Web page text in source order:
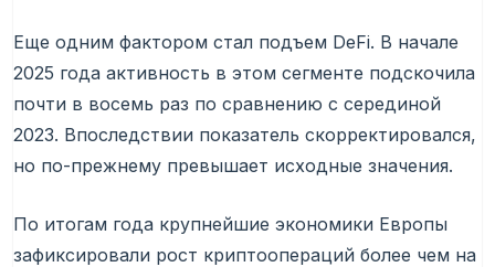
Еще одним фактором стал подъем DeFi. В начале
2025 года активность в этом сегменте подскочила
почти в восемь раз по сравнению с серединой
2023. Впоследствии показатель скорректировался,
но по-прежнему превышает исходные значения.
По итогам года крупнейшие экономики Европы
зафиксировали рост криптоопераций более чем на